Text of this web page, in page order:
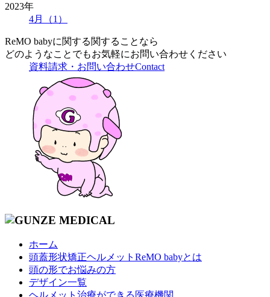
2023年
4月（1）
ReMO babyに関する関することなら
どのようなことでもお気軽にお問い合わせください
資料請求・お問い合わせContact
ホーム
頭蓋形状矯正ヘルメットReMO babyとは
頭の形でお悩みの方
デザイン一覧
ヘルメット治療ができる医療機関